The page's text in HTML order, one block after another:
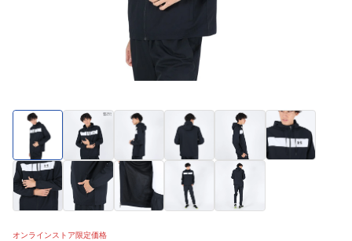
オンラインストア限定価格